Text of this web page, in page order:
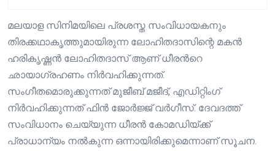
മലയാള സിനിമയിലെ പ്രശസ്ത സംവിധായകനും
തിരക്കഥാകൃത്തുമായിരുന്ന ലോഹിതദാസിന്റെ മകൻ
ഹരികൃഷ്ണൻ ലോഹിതദാസ് ആണ് ധീരന്‍റെ
ഛായാഗ്രഹണം നിർവഹിക്കുന്നത്.
സംഗീതമൊരുക്കുന്നത് മുജീബ് മജീദ്, എഡിറ്റിംഗ്
നിർവഹിക്കുന്നത് ഫിൻ ജോർജ്ജ് വർഗീസ്. ദേവദത്ത്
സംവിധാനം ചെയ്യുന്ന ധീരൻ കോമഡിയ്ക്ക്
പ്രാധാന്യം നല്‍കുന്ന ഒന്നായിരിക്കുമെന്നാണ് സൂചന.